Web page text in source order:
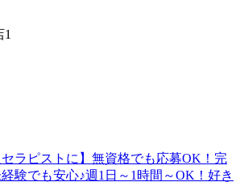
セラピストに】無資格でも応募OK！完
験でも安心♪週1日～1時間～OK！好き